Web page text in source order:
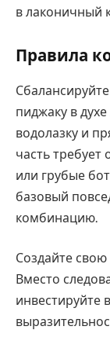
в лаконичный
Правила
пиджаку в
водолазку и
часть требует
или грубые
базовый
комбинацию.
Создайте свою
Вместо
инвестируйте